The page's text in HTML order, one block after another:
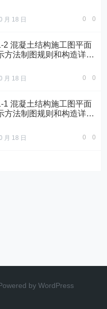
础）
月 18 日 0 0
2 混凝土结构施工图平面
方法制图规则和构造详图
月 18 日 0 0
1 混凝土结构施工图平面
方法制图规则和构造详图
月 18 日 0 0
by WordPress